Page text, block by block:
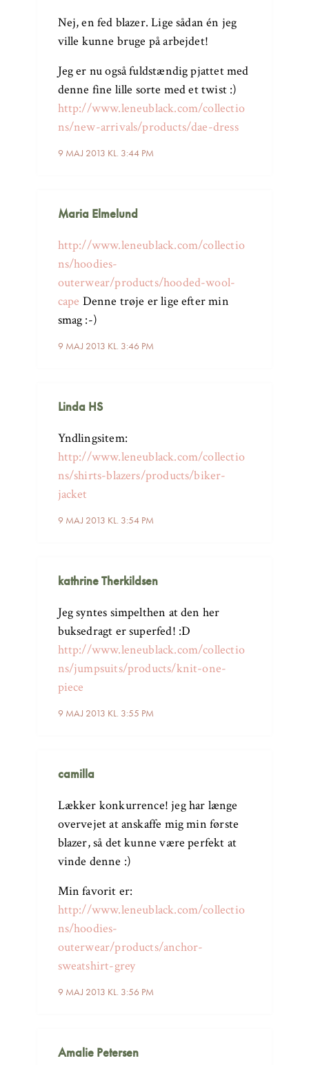
9 MAJ 2013 KL. 3:44 PM
Nej, en fed blazer. Lige sådan én jeg
ville kunne bruge på arbejdet!
Jeg er nu også fuldstændig pjattet med
denne fine lille sorte med et twist :)
http://www.leneublack.com/collectio
ns/new-arrivals/products/dae-dress
Maria Elmelund
9 MAJ 2013 KL. 3:46 PM
http://www.leneublack.com/collectio
ns/hoodies-
outerwear/products/hooded-wool-
cape Denne trøje er lige efter min
smag :-)
Linda HS
9 MAJ 2013 KL. 3:54 PM
Yndlingsitem:
http://www.leneublack.com/collectio
ns/shirts-blazers/products/biker-
jacket
kathrine Therkildsen
9 MAJ 2013 KL. 3:55 PM
Jeg syntes simpelthen at den her
buksedragt er superfed! :D
http://www.leneublack.com/collectio
ns/jumpsuits/products/knit-one-
piece
camilla
9 MAJ 2013 KL. 3:56 PM
Lækker konkurrence! jeg har længe
overvejet at anskaffe mig min første
blazer, så det kunne være perfekt at
vinde denne :)
Min favorit er:
http://www.leneublack.com/collectio
ns/hoodies-
outerwear/products/anchor-
sweatshirt-grey
Amalie Petersen